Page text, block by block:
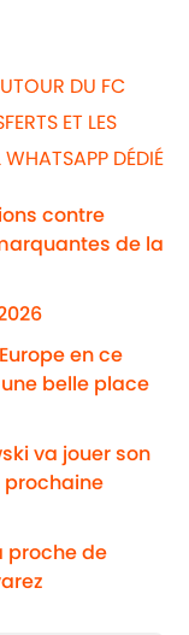
DU FC
ET LES
DÉDIÉ
contre
de la
en ce
belle place
va jouer son
proche de